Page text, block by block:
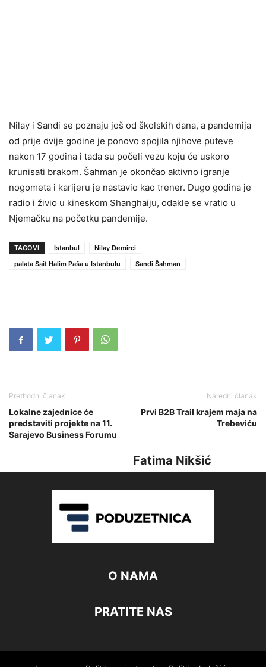
Nilay i Sandi se poznaju još od školskih dana, a pandemija
od prije dvije godine je ponovo spojila njihove puteve
nakon 17 godina i tada su počeli vezu koju će uskoro
krunisati brakom. Šahman je okončao aktivno igranje
nogometa i karijeru je nastavio kao trener. Dugo godina je
radio i živio u kineskom Shanghaiju, odakle se vratio u
Njemačku na početku pandemije.
TAGOVI Istanbul
Nilay Demirci
palata Sait Halim Paša u Istanbulu
Sandi Šahman
Prethodni članak
Lokalne zajednice će
predstaviti projekte na11.
Sarajevo Business Forumu
Naredni članak
Prvi B2B Trail krajem maja na
Trebeviću
Fatima Nikšić
O NAMA
PRATITE NAS